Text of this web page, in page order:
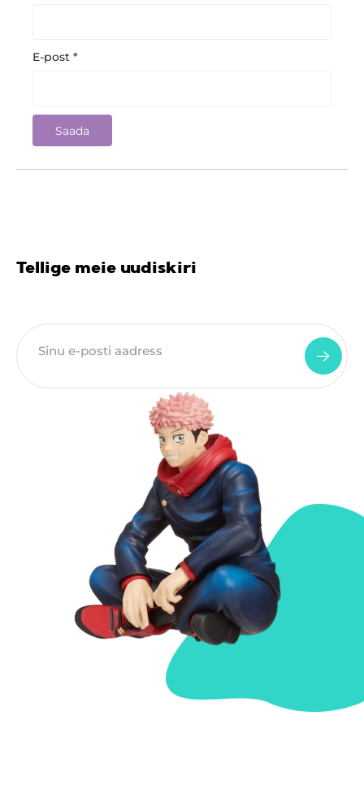
E-post *
Tellige meie uudiskiri